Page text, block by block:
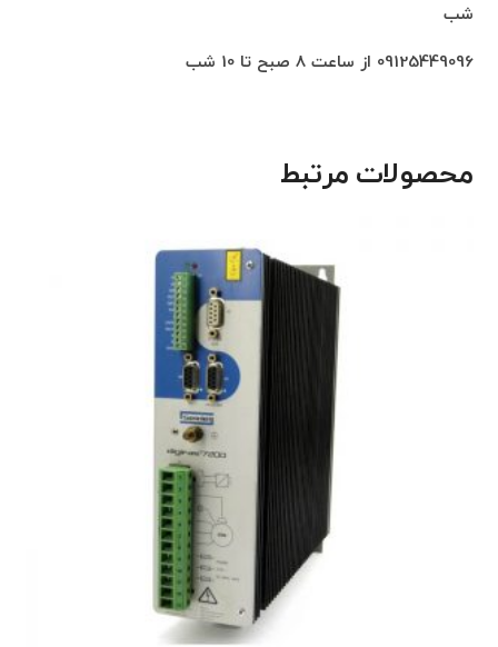
شب
09125449096 از ساعت 8 صبح تا 10 شب
محصولات مرتبط